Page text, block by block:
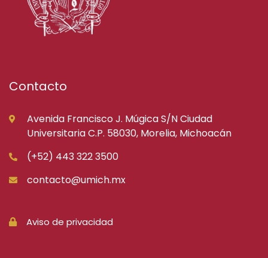
Contacto
Avenida Francisco J. Múgica S/N Ciudad
Universitaria C.P. 58030, Morelia, Michoacán
(+52) 443 322 3500
contacto@umich.mx
Aviso de privacidad